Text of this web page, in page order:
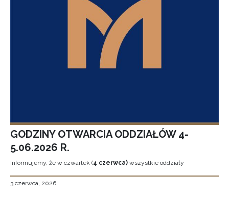
GODZINY OTWARCIA ODDZIAŁÓW 4-
5.06.2026 R.
Informujemy, że w czwartek (4 czerwca) wszystkie oddziały
3 czerwca, 2026